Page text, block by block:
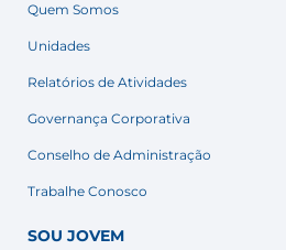
Quem Somos
Unidades
Relatórios de Atividades
Governança Corporativa
Conselho de Administração
Trabalhe Conosco
SOU JOVEM